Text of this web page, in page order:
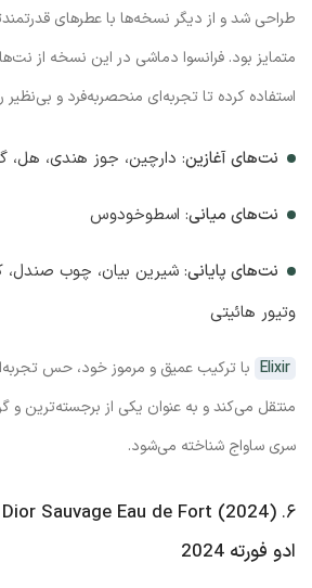
طراحی شد و از دیگر نسخه‌ها با عطرهای
متمایز بود. فرانسوا دماشی در این نسخه از
استفاده کرده تا تجربه‌ای منحصربه‌فرد و بی‌نظیر
نت‌های آغازین: دارچین، جوز هندی، هل،
نت‌های میانی: اسطوخودوس
نت‌های پایانی: شیرین بیان، چوب صندل،
وتیور هائیتی
Elixir با ترکیب عمیق و مرموز خود، حس
منتقل می‌کند و به عنوان یکی از برجسته‌ترین
سری ساواج شناخته می‌شود.
۶.
ادو فورته 2024